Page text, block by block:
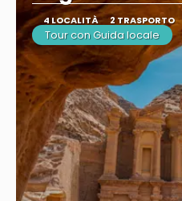
4 LOCALITÀ 2 TRASPORTO
Tour con Guida locale